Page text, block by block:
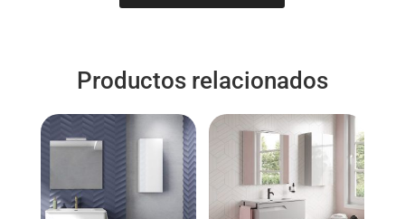
Productos relacionados